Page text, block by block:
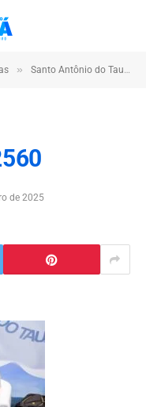
» Santo Antônio do Tauá é um dos grandes destaques do Pavilhão Pará – Municípios durante a COP30
de 2025